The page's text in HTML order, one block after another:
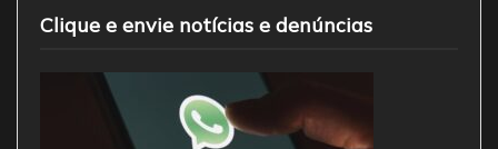
Clique e envie notícias e denúncias